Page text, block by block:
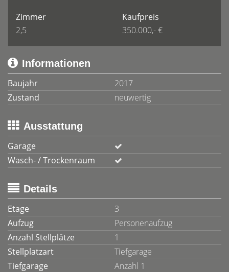
Zimmer
2,5
Kaufpreis
350.000,- €
Informationen
Baujahr
2017
Zustand
neuwertig
Ausstattung
Garage
Wasch- / Trockenraum
Details
Etage
3
Aufzug
Personenaufzug
Anzahl Stellplätze
1
Stellplatzart
Tiefgarage
Tiefgarage
Anzahl 1